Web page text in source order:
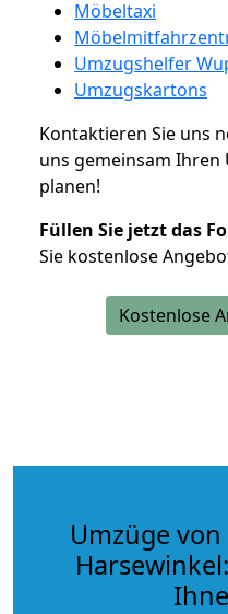
Möbeltaxi
Umzugshelfer
Umzugskartons
Kontaktieren Sie uns
uns gemeinsam Ihren
planen!
Füllen Sie jetzt das
Sie kostenlose
Kostenlose
Umzüge